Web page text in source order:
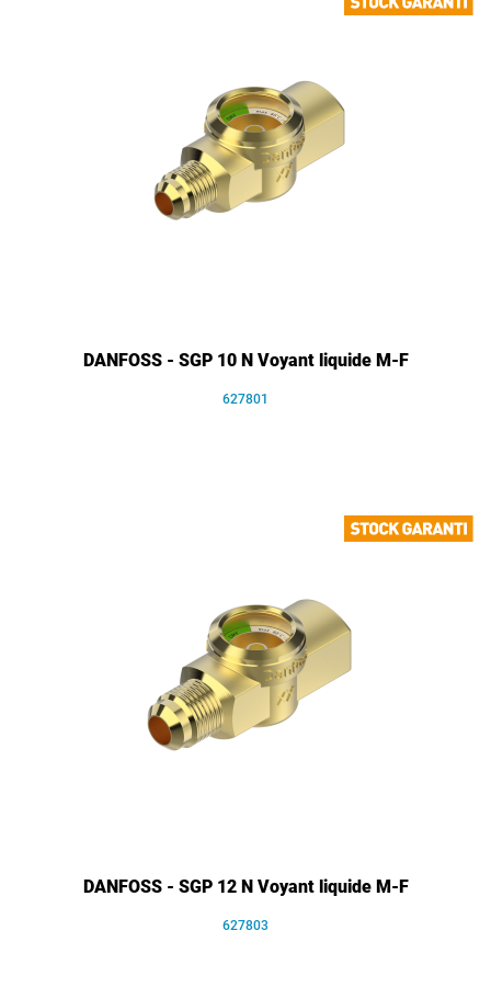
DANFOSS - SGP 10 N Voyant liquide M-F
627801
DANFOSS - SGP 12 N Voyant liquide M-F
627803